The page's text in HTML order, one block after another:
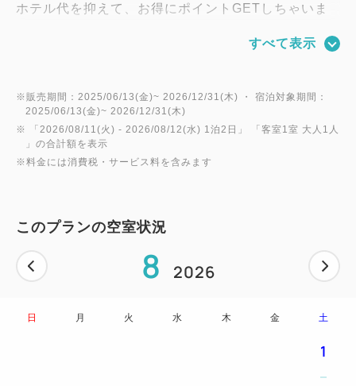
ホテル代を抑えて、お得にポイントGETしちゃいま
まだAカードをお持ちでないお客様もご安心くださ
フロントで即時発行いたしております。
入会金・年会費は無料☆
【Aカードのご注意】
明細・領収書へは表記されません。
ご本人様名義以外のAカードへのポイント付与は致し
かねます。
※チェックイン予定時刻の変更や、
すべて表示
※販売期間：2025/06/13(金)~ 2026/12/31(木) ・ 宿泊対象期間：
2025/06/13(金)~ 2026/12/31(木)
※ 「 2026/08/11(火) - 2026/08/12(水) 1泊2日 」 「客室1室 大人1人
」の合計額を表示
※料金には消費税・サービス料を含みます
このプランの空室状況
8 2026
日 月 火 水 木 金 土
1